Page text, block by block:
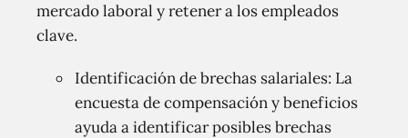
mercado laboral y retener a los empleados
clave.
Identificación de brechas salariales: La
encuesta de compensación y beneficios
ayuda a identificar posibles brechas